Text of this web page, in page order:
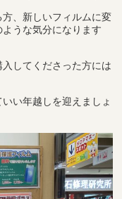
、新しいフィルムに変
うな気分になります
してくださった方には
い年越しを迎えましょ